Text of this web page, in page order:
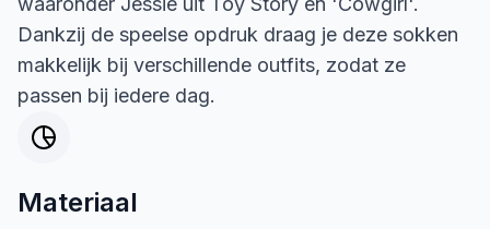
Dankzij de speelse opdruk draag je deze sokken
makkelijk bij verschillende outfits, zodat ze
passen bij iedere dag.
Materiaal